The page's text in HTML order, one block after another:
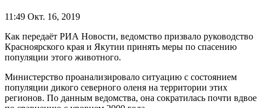
11:49 Окт. 16, 2019
Как передаёт РИА Новости, ведомство призвало руководство
Красноярского края и Якутии принять меры по спасению
популяции этого животного.
Министерство проанализировало ситуацию с состоянием
популяции дикого северного оленя на территории этих
регионов. По данным ведомства, она сократилась почти вдвое